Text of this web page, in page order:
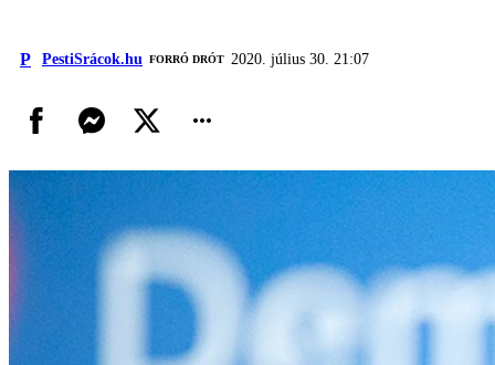
P PestiSrácok.hu FORRÓ DRÓT 2020. július 30. 21:07